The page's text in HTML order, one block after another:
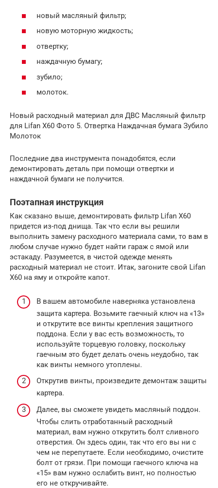
новый масляный фильтр;
новую моторную жидкость;
отвертку;
наждачную бумагу;
зубило;
молоток.
Новый расходный материал для ДВС Масляный фильтр
для Lifan X60 Фото 5. Отвертка Наждачная бумага Зубило
Молоток
Последние два инструмента понадобятся, если
демонтировать деталь при помощи отвертки и
наждачной бумаги не получится.
Поэтапная инструкция
Как сказано выше, демонтировать фильтр Lifan X60
придется из-под днища. Так что если вы решили
выполнить замену расходного материала сами, то вам в
любом случае нужно будет найти гараж с ямой или
эстакаду. Разумеется, в чистой одежде менять
расходный материал не стоит. Итак, загоните свой Lifan
X60 на яму и откройте капот.
В вашем автомобиле наверняка установлена
защита картера. Возьмите гаечный ключ на «13»
и открутите все винты крепления защитного
поддона. Если у вас есть возможность, то
используйте торцевую головку, поскольку
гаечным это будет делать очень неудобно, так
как винты немного утоплены.
Открутив винты, произведите демонтаж защиты
картера.
Далее, вы сможете увидеть масляный поддон.
Чтобы слить отработанный расходный
материал, вам нужно открутить болт сливного
отверстия. Он здесь один, так что его вы ни с
чем не перепутаете. Если необходимо, очистите
болт от грязи. При помощи гаечного ключа на
«15» вам нужно ослабить винт, но полностью
его не откручивайте.